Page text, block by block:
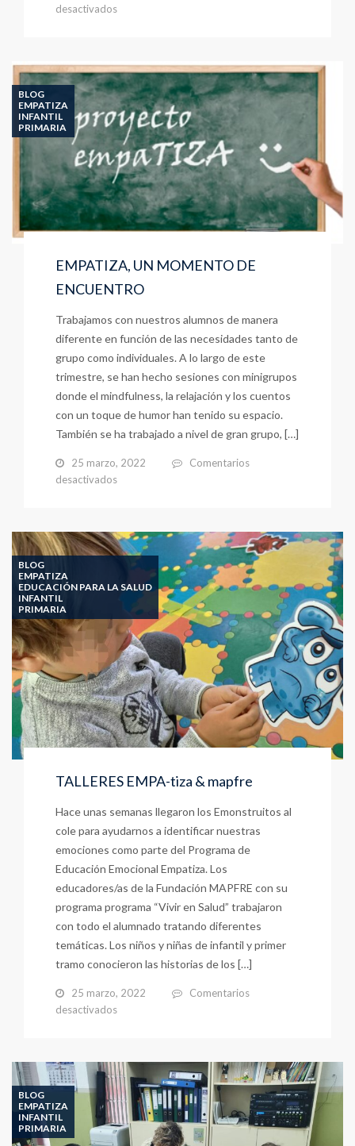
desactivadosen
VIVENCIALES
Y
FORMATIVAS
BLOG
EMPATIZA
INFANTIL
PRIMARIA
EMPATIZA, UN MOMENTO DE
ENCUENTRO
Trabajamos con nuestros alumnos de manera
diferente en función de las necesidades tanto de
grupo como individuales. A lo largo de este
trimestre, se han hecho sesiones con minigrupos
donde el mindfulness, la relajación y los cuentos
con un toque de humor han tenido su espacio.
También se ha trabajado a nivel de gran grupo, […]
25 marzo, 2022
Comentarios
desactivados
DE
ENCUENTRO
BLOG
EMPATIZA
EDUCACIÓN PARA LA SALUD
INFANTIL
PRIMARIA
TALLERES EMPA-tiza & mapfre
Hace unas semanas llegaron los Emonstruitos al
cole para ayudarnos a identificar nuestras
emociones como parte del Programa de
Educación Emocional Empatiza. Los
educadores/as de la Fundación MAPFRE con su
programa programa “Vivir en Salud” trabajaron
con todo el alumnado tratando diferentes
temáticas. Los niños y niñas de infantil y primer
tramo conocieron las historias de los […]
25 marzo, 2022
Comentarios
desactivados
&
mapfre
BLOG
EMPATIZA
INFANTIL
PRIMARIA